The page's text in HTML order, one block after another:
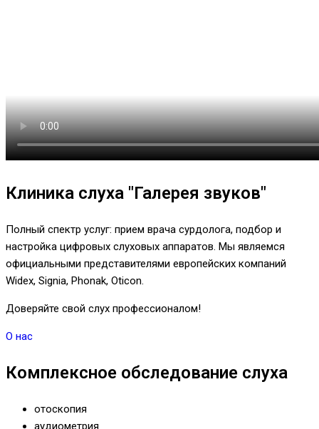
Клиника слуха "Галерея звуков"
Полный спектр услуг: прием врача сурдолога, подбор и
настройка цифровых слуховых аппаратов. Мы являемся
официальными представителями европейских компаний
Widex, Signia, Phonak, Oticon.
Доверяйте свой слух профессионалом!
О нас
Комплексное обследование слуха
отоскопия
аудиометрия